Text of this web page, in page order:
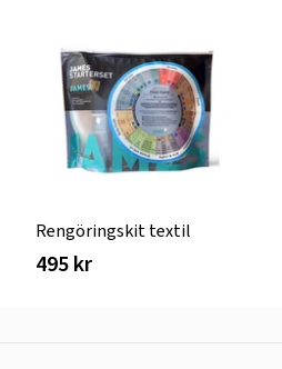
Rengöringskit textil
495 kr